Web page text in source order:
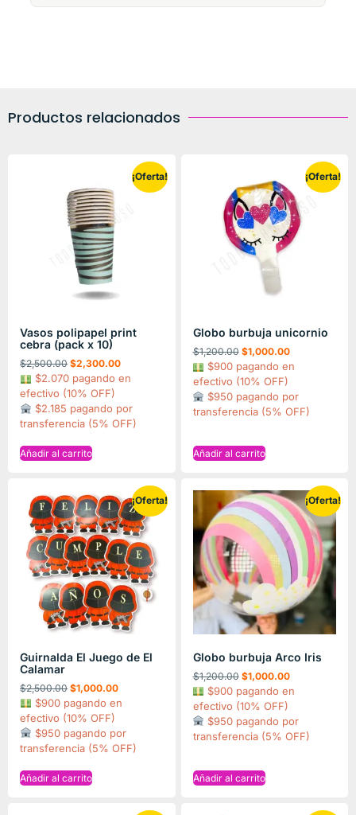
Productos relacionados
¡Oferta!
Vasos polipapel print
cebra (pack x 10)
$2,500.00 $2,300.00
$2.070 pagando en
efectivo (10% OFF)
$2.185 pagando por
transferencia (5% OFF)
Añadir al carrito
¡Oferta!
Globo burbuja unicornio
$1,200.00 $1,000.00
$900 pagando en
efectivo (10% OFF)
$950 pagando por
transferencia (5% OFF)
Añadir al carrito
¡Oferta!
Guirnalda El Juego de El
Calamar
$2,500.00 $1,000.00
$900 pagando en
efectivo (10% OFF)
$950 pagando por
transferencia (5% OFF)
Añadir al carrito
¡Oferta!
Globo burbuja Arco Iris
$1,200.00 $1,000.00
$900 pagando en
efectivo (10% OFF)
$950 pagando por
transferencia (5% OFF)
Añadir al carrito